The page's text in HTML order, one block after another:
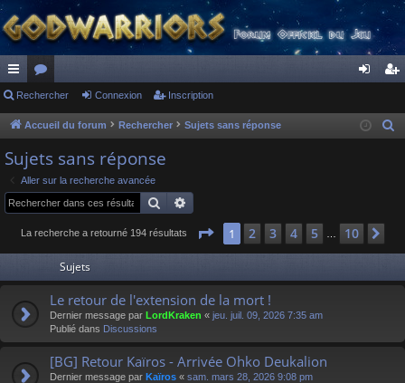
ac
co
ur
ci
s
or
u
s
ne cri
Rechercher Connexion Inscription
Accueil du forum Rechercher Sujets sans réponse
e
Sujets sans réponse
Aller sur la recherche avancée
Rechercher
La recherche a retourné 194 résultats Page 1sur 10
1 2 3 4 5 10
Sujets
Le retour de l'extension de la mort !
Dernier message par LordKraken « jeu. juil. 09, 2026 7:35 am
Publié dans Discussions
[BG] Retour Kaïros - Arrivée Ohko Deukalion
Dernier message par Kaïros « sam. mars 28, 2026 9:08 pm